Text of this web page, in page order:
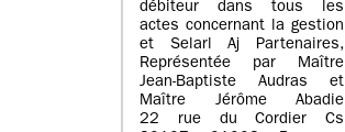
débiteur dans tous les
actes concernant la gestion
et Selarl Aj Partenaires,
Représentée par Maître
Jean-Baptiste Audras et
Maître Jérôme Abadie
22 rue du Cordier Cs